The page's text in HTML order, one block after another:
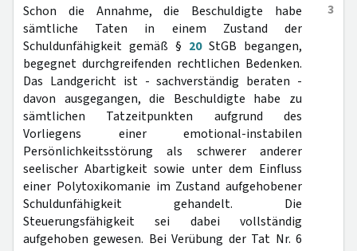
3
Schon die Annahme, die Beschuldigte habe
sämtliche Taten in einem Zustand der
Schuldunfähigkeit gemäß § 20StGB begangen,
begegnet durchgreifenden rechtlichen Bedenken.
Das Landgericht ist - sachverständig beraten -
davon ausgegangen, die Beschuldigte habe zu
sämtlichen Tatzeitpunkten aufgrund des
Vorliegens einer emotional-instabilen
Persönlichkeitsstörung als schwerer anderer
seelischer Abartigkeit sowie unter dem Einfluss
einer Polytoxikomanie im Zustand aufgehobener
Schuldunfähigkeit gehandelt. Die
Steuerungsfähigkeit sei dabei vollständig
aufgehoben gewesen. Bei Verübung der Tat Nr. 6